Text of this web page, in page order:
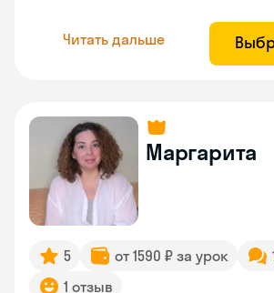
Читать дальше
Маргарита
5 от 1590 ₽ за урок
1 отзыв